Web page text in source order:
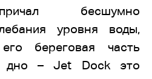
бесшумно
уровня воды,
береговая часть
дно – Jet Dock это